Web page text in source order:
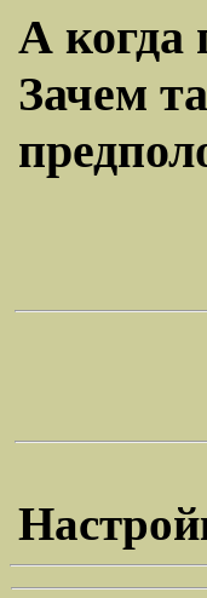
А когда
Зачем